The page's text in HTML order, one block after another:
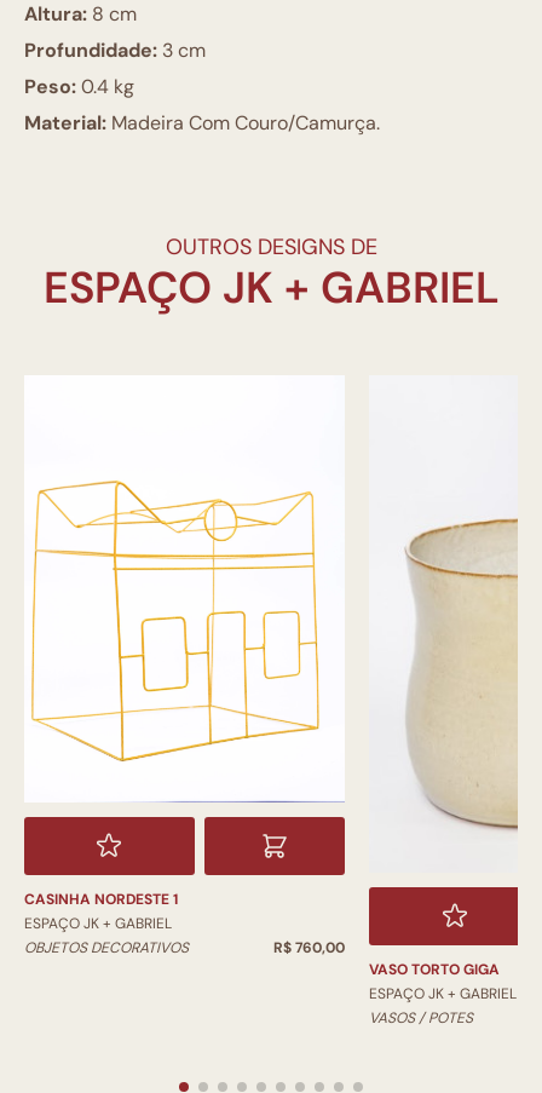
Altura: 8 cm
Profundidade: 3 cm
Peso:0.4 kg
Material: Madeira Com Couro/Camurça.
OUTROS DESIGNS DE
CASINHA NORDESTE 1
ESPAÇO JK + GABRIEL
OBJETOS DECORATIVOS
R$ 760,00
VASO TORTO GIGA
ESPAÇO JK + GABRIEL
VASOS / POTES